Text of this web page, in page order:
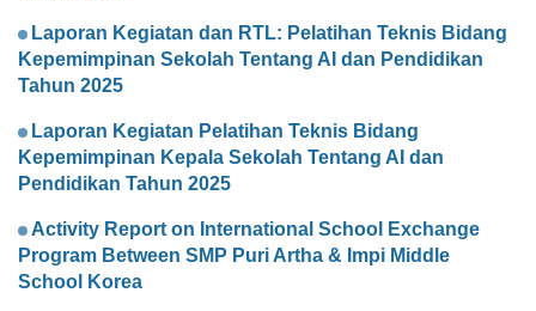
Laporan Kegiatan dan RTL: Pelatihan Teknis Bidang
Kepemimpinan Sekolah Tentang AI dan Pendidikan
Tahun 2025
Laporan Kegiatan Pelatihan Teknis Bidang
Kepemimpinan Kepala Sekolah Tentang AI dan
Pendidikan Tahun 2025
Activity Report on International School Exchange
Program Between SMP Puri Artha & Impi Middle
School Korea